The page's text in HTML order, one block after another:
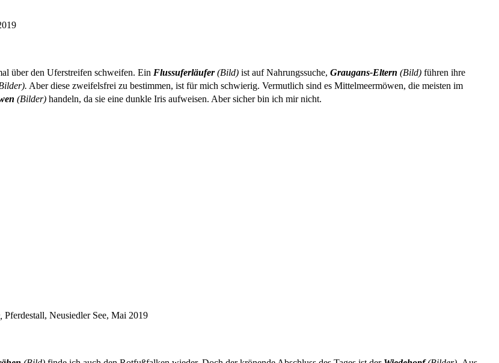
über den Uferstreifen schweifen. Ein Flussuferläufer(Bild) ist auf Nahrungssuche, Graugans-Eltern (Bild) führen ihre
Aber diese zweifelsfrei zu bestimmen, ist für mich schwierig. Vermutlich sind es Mittelmeermöwen, die meisten im
(Bilder) handeln, da sie eine dunkle Iris aufweisen. Aber sicher bin ich mir nicht.
Pferdestall, Neusiedler See, Mai 2019